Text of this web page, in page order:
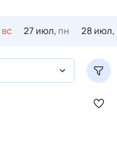
вс 27 июл, пн 28 июл,